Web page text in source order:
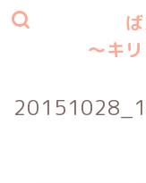
〜キ